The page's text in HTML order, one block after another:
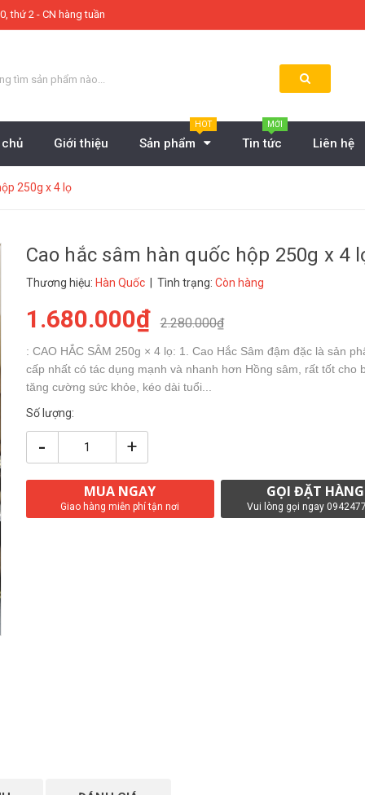
thứ 2 - CN hàng tuần
Giới thiệu Sản phẩm
HOT
Tin tức
MỚI
Liên hệ
250g x 4 lọ
Cao hắc sâm hàn quốc hộp 250g x 4
Thương hiệu: Hàn Quốc | Tình trạng: Còn hàng
1.680.000₫ 2.280.000₫
: CAO HẮC SÂM 250g × 4 lọ: 1. Cao Hắc Sâm đậm đặc là sản
cấp nhất có tác dụng mạnh và nhanh hơn Hồng sâm, rất tốt cho
tăng cường sức khỏe, kéo dài tuổi...
Số lượng:
- +
MUA NGAY
Giao hàng miễn phí tận nơi
GỌI ĐẶT HÀNG
Vui lòng gọi ngay